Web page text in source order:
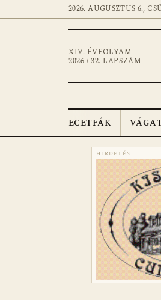
2026. AUGUSZTUS 6.,
XIV. ÉVFOLYAM
2026 / 32. LAPSZÁM
ECETFÁK
HIRDETÉS